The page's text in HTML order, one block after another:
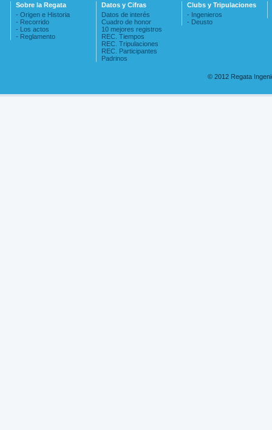
Sobre la Regata
- Origen e Historia
- Recorrido
- Los actos
- Reglamento
Datos y Cifras
Datos de interés
Cuadro de honor
10 mejores registros
REC. Tiempos
REC. Tripulaciones
REC. Participantes
Padrinos
Clubs y Tripulaciones
- Ingenieros
- Deusto
© 2012 Regata